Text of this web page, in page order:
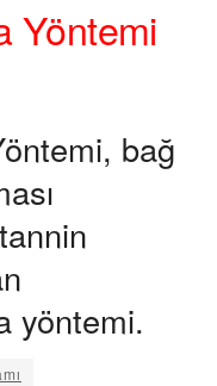
Yöntemi
bağ
yöntemi.